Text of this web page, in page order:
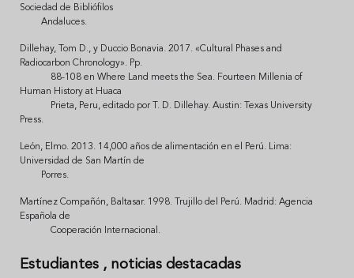
Sociedad de Bibliófilos
Andaluces.
Dillehay, Tom D., y Duccio Bonavia. 2017. «Cultural Phases and
Radiocarbon Chronology». Pp.
88-108 en Where Land meets the Sea. Fourteen Millenia of
Human History at Huaca
Prieta, Peru, editado por T. D. Dillehay. Austin: Texas University
Press.
León, Elmo. 2013. 14,000 años de alimentación en el Perú. Lima:
Universidad de San Martín de
Porres.
Martínez Compañón, Baltasar. 1998. Trujillo del Perú. Madrid: Agencia
Española de
Cooperación Internacional.
Estudiantes , noticias destacadas